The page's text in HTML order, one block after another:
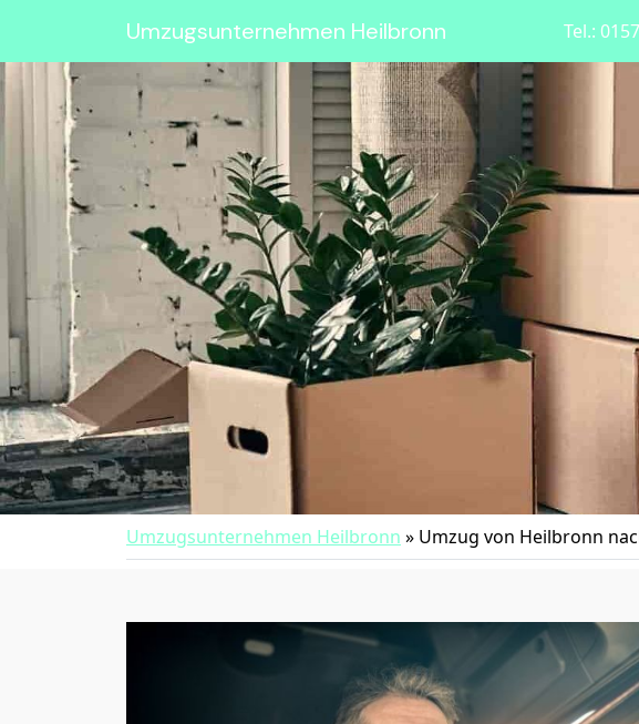
Umzugsunternehmen Heilbronn Tel.:
Umzugsunternehmen Heilbronn » Umzug von Heilbronn